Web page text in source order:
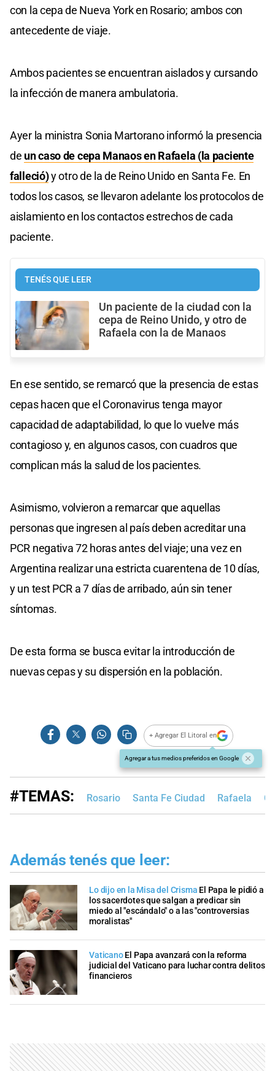
con la cepa de Nueva York en Rosario; ambos con
antecedente de viaje.
Ambos pacientes se encuentran aislados y cursando
la infección de manera ambulatoria.
Ayer la ministra Sonia Martorano informó la presencia
de un caso de cepa Manaos en Rafaela (la paciente
falleció)y otro de la de Reino Unido en Santa Fe. En
todos los casos, se llevaron adelante los protocolos de
aislamiento en los contactos estrechos de cada
paciente.
TENÉS QUE LEER
Un paciente de la ciudad con la
cepa de Reino Unido, y otro de
Rafaela con la de Manaos
En ese sentido, se remarcó que la presencia de estas
cepas hacen que el Coronavirus tenga mayor
capacidad de adaptabilidad, lo que lo vuelve más
contagioso y, en algunos casos, con cuadros que
complican más la salud de los pacientes.
Asimismo, volvieron a remarcar que aquellas
personas que ingresen al país deben acreditar una
PCR negativa 72 horas antes del viaje; una vez en
Argentina realizar una estricta cuarentena de 10 días,
y un test PCR a 7 días de arribado, aún sin tener
síntomas.
De esta forma se busca evitar la introducción de
nuevas cepas y su dispersión en la población.
+ Agregar El Litoral en
Agregar a tus medios preferidos en Google
#TEMAS: Rosario Santa Fe Ciudad Rafaela
Además tenés que leer:
Lo dijo en la Misa del Crisma El Papa le pidió a
los sacerdotes que salgan a predicar sin
miedo al "escándalo" o a las "controversias
moralistas"
Vaticano El Papa avanzará con la reforma
judicial del Vaticano para luchar contra delitos
financieros